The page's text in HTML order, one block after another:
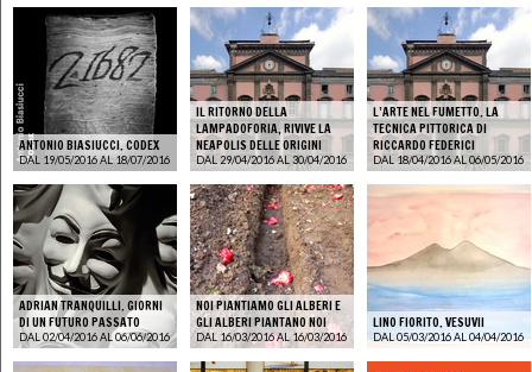
ANTONIO BIASIUCCI. CODEX
DAL 19/05/2016 AL 18/07/2016
IL RITORNO DELLA
LAMPADOFORIA, RIVIVE LA
NEAPOLIS DELLE ORIGINI
DAL 29/04/2016 AL 30/04/2016
L’ARTE NEL FUMETTO. LA
TECNICA PITTORICA DI
RICCARDO FEDERICI
DAL 18/04/2016 AL 06/05/2016
ADRIAN TRANQUILLI. GIORNI
DI UN FUTURO PASSATO
DAL 02/04/2016 AL 06/06/2016
NOI PIANTIAMO GLI ALBERI E
GLI ALBERI PIANTANO NOI
DAL 16/03/2016 AL 16/03/2016
LINO FIORITO. VESUVII
DAL 05/03/2016 AL 04/04/2016